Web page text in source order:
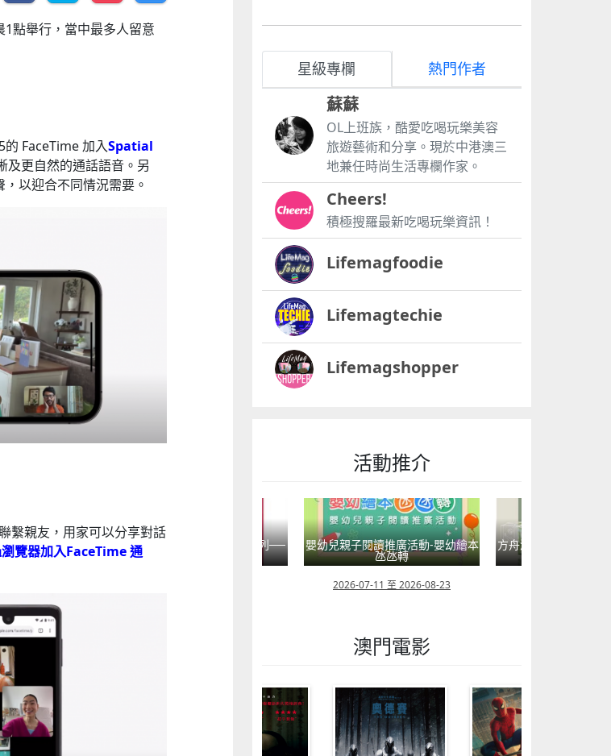
點舉行，當中最多人留意
FaceTime 加入Spatial
及更自然的通話語音。另
以迎合不同情況需要。
繫親友，用家可以分享對話
覽器加入FaceTime 通
星級專欄 熱門作者
蘇蘇
OL上班族，酷愛吃喝玩樂美容
旅遊藝術和分享。現於中港澳三
地兼任時尚生活專欄作家。
Cheers!
積極搜羅最新吃喝玩樂資訊！
Lifemagfoodie
Lifemagtechie
Lifemagshopper
活動推介
國第一”系列──
大學
嬰幼兒親子閱讀推廣活動-嬰幼繪本 方舟澳門藝術學會呈獻2026《藝力
匯聚》雙聯展
2026-08-02 至 2026-09-12
菲律賓亮點文創活動
澳門電影